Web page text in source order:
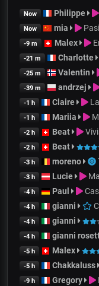
Now Philippe
Now mia
-9 m Malex
-21 m Charlotte
-25 m Valentin
-39 m andrzej
-1 h Claire
-1 h Mariia
-2 h Beat
-2 h Beat
-3 h moreno
-3 h Lucie
-4 h Paul
-4 h gianni
-4 h gianni
-4 h gianni
-5 h Malex
-5 h Chakkaluss
-9 h Gregory